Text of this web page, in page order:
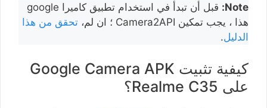
Note:
قبل أن تبدأ في استخدام تطبيق كاميرا google
هذا ، يجب تمكين Camera2API ؛ ان لم،
تحقق من هذا
الدليل.
كيفية تثبيت Google Camera APK
على Realme C35؟